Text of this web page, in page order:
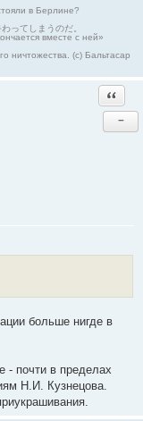
в Берлине?
ってしまうのだ。
вместе с ней»
ничтожества. (с) Бальтасар
−
больше нигде в
- почти в пределах
Н.И. Кузнецова.